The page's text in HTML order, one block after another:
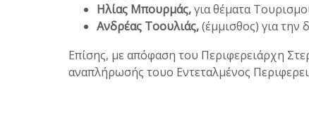
Ηλίας Μπουρμάς,γιαθέματα
Ανδρέας Τοουλιάς,(έμμισθος) για την
Επίσης, με απόφαση του Περιφερειάρχη
αναπλήρωσής τουο Εντεταλμένος